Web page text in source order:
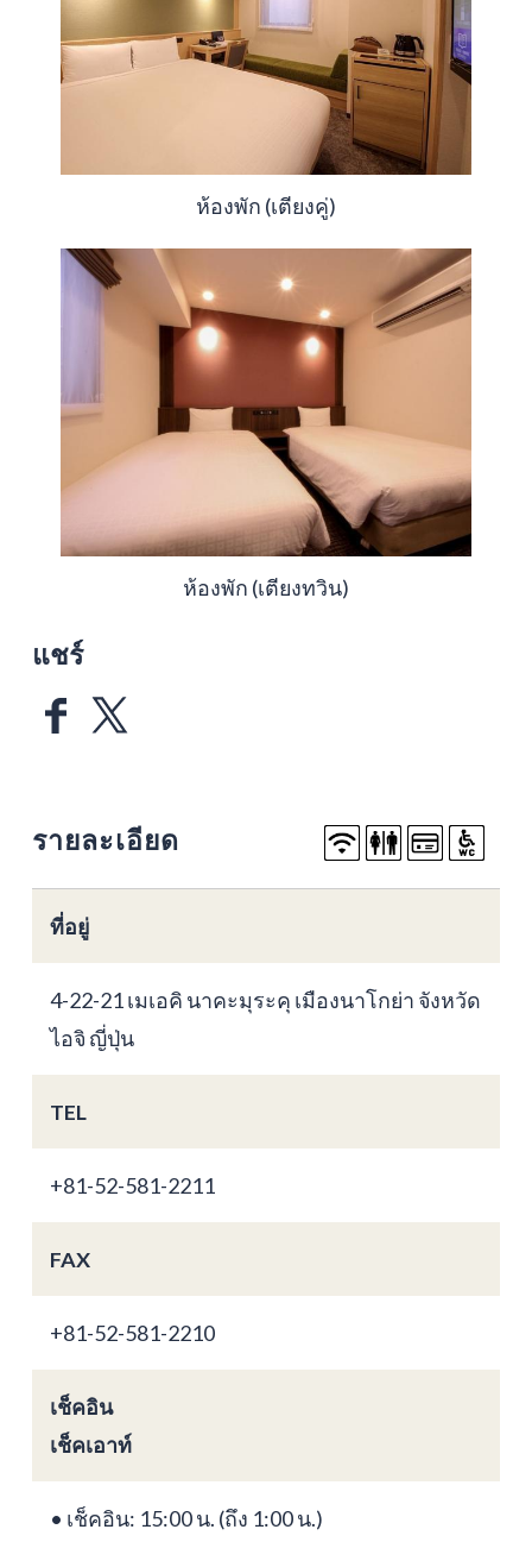
ห้องพัก (เตียงคู่)
ห้องพัก (เตียงทวิน)
แชร์
รายละเอียด
ที่อยู่
4-22-21 เมเอคิ นาคะมุระคุ เมืองนาโกย่า จังหวัด
ไอจิ ญี่ปุ่น
TEL
+81-52-581-2211
FAX
+81-52-581-2210
เช็คอิน
เช็คเอาท์
• เช็คอิน: 15:00 น. (ถึง 1:00 น.)